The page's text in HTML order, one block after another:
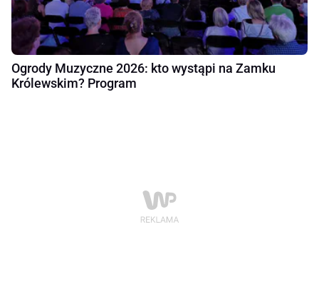
Ogrody Muzyczne 2026: kto wystąpi na Zamku
Królewskim? Program